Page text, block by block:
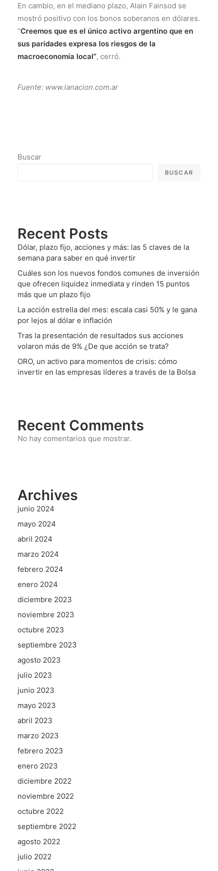
En cambio, en el mediano plazo, Alain Fainsod se
mostró positivo con los bonos soberanos en dólares.
“Creemos que es el único activo argentino que en
sus paridades expresa los riesgos de la
macroeconomía local”, cerró.
Fuente: www.lanacion.com.ar
Buscar
BUSCAR
Recent Posts
Dólar, plazo fijo, acciones y más: las 5 claves de la
semana para saber en qué invertir
Cuáles son los nuevos fondos comunes de inversión
que ofrecen liquidez inmediata y rinden 15 puntos
más que un plazo fijo
La acción estrella del mes: escala casi 50% y le gana
por lejos al dólar e inflación
Tras la presentación de resultados sus acciones
volaron más de 9% ¿De que acción se trata?
ORO, un activo para momentos de crisis: cómo
invertir en las empresas líderes a través de la Bolsa
Recent Comments
No hay comentarios que mostrar.
Archives
junio 2024
mayo 2024
abril 2024
marzo 2024
febrero 2024
enero 2024
diciembre 2023
noviembre 2023
octubre 2023
septiembre 2023
agosto 2023
julio 2023
junio 2023
mayo 2023
abril 2023
marzo 2023
febrero 2023
enero 2023
diciembre 2022
noviembre 2022
octubre 2022
septiembre 2022
agosto 2022
julio 2022